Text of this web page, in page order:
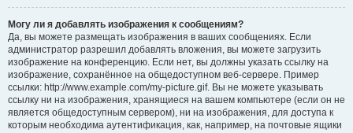
Могу ли я добавлять изображения к сообщениям?
Да, вы можете размещать изображения в ваших сообщениях. Если
администратор разрешил добавлять вложения, вы можете загрузить
изображение на конференцию. Если нет, вы должны указать ссылку на
изображение, сохранённое на общедоступном веб-сервере. Пример
ссылки: http://www.example.com/my-picture.gif. Вы не можете указывать
ссылку ни на изображения, хранящиеся на вашем компьютере (если он не
является общедоступным сервером), ни на изображения, для доступа к
которым необходима аутентификация, как, например, на почтовые ящики